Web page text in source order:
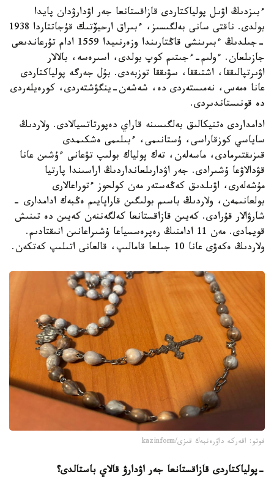
ءبىزدىڭ اۋىل پولياكتاردى قازاقستانعا جەر اۋدارۋدان پايدا
بولدى. ناقتى سانى بەلگىسىز، ءبىراق ارحيۆتىك قۇجاتتاردا 1938
-جىلدىڭ ءبىرىنشى قاڭتارىندا وزەرنىيدا 1559 ادام تۇرعاندىعى
جازىلعان. ءولىم-ءجىتىم كوپ بولدى، اسىرەسە، بالالار
اۋىرتپالىققا، اشتىققا، سۋىققا توزبەدى. بۇل جەرگە پولياكتاردى
عانا ەمەس، نەمىستەردى دە، شەشەن-ينگۋشتەردى، كورەيلەردى
دە قونىستاندىردى.
ادامداردى ەتنيكالىق بەلگىسىنە قاراي دەپورتاتسيالادى. ولاردىڭ
ساياسي كوزقاراسى، ۇستانىمى، ءبىلىمى ەشكىمدى
قىزىقتىرمادى، ماسەلەن، تەك پولياك بولىپ تۋعانى ءۇشىن عانا
قۋدالاۋعا ۇشىرادى. جەر اۋدارىلعانداردىڭ اراسىندا پارتيا
مۇشەلەرى، اۋىلدىق كەڭەستەر مەن كولحوز ءتوراعالارى
بولعانىمەن، ولاردىڭ باسىم بولىگىن قاراپايىم ەڭبەك ادامدارى -
شارۋالار قۇرادى. كەيىن قازاقستانعا كەلگەننەن كەيىن دە تىنىش
قويمادى. مەن 11 ادامنىڭ رەپرەسسياعا ۇشىراعانىن انىقتادىم.
ولاردىڭ ەكەۋى عانا 10 جىلعا قامالىپ، قالعانى اتىلىپ كەتكەن.
فوتو: اقەركە داۋرەنبەك قىزى/kazinform
-پولياكتاردى قازاقستانعا جەر اۋدارۋ قالاي باستالدى؟